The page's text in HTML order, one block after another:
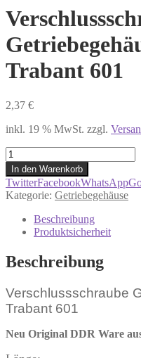
Trabant 601
2,37 €
inkl. 19 % MwSt. zzgl.
Verschlussschraube
Getriebegehäuse
M14x1,5
Trabant
601
Menge
In den Warenkorb
TwitterFacebookWhatsApp
Kategorie: Getriebegehäuse
Beschreibung
Produktsicherheit
Beschreibung
Verschlussschraube
Trabant 601
Neu Original DDR Ware